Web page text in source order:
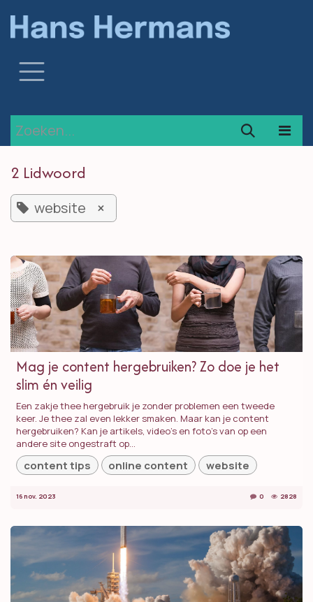
2 Lidwoord
website ×
Mag je content hergebruiken? Zo doe je het
slim én veilig
Een zakje thee hergebruik je zonder problemen een tweede
keer. Je thee zal even lekker smaken. Maar kan je content
hergebruiken? Kan je artikels, video's en foto's van op een
andere site ongestraft op...
content tips online content website
16 nov. 2023 0 2828